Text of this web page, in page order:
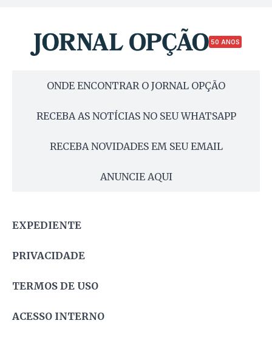
50 ANOS
ONDE ENCONTRAR O JORNAL OPÇÃO
RECEBA AS NOTÍCIAS NO SEU WHATSAPP
RECEBA NOVIDADES EM SEU EMAIL
ANUNCIE AQUI
EXPEDIENTE
PRIVACIDADE
TERMOS DE USO
ACESSO INTERNO